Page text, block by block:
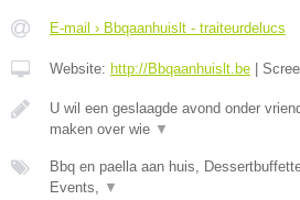
E-mail › Bbqaanhuislt - traiteurdelucs
Website: http://Bbqaanhuislt.be
U wil een geslaagde avond onder
maken over wie ▼
Bbq en paella aan huis,
Events, ▼